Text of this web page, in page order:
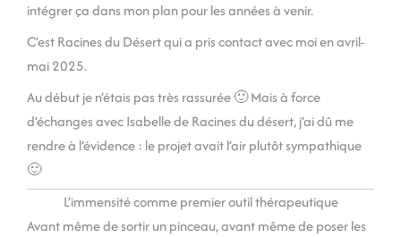
intégrer ça dans mon plan pour les années à venir.
C’est Racines du Désert qui a pris contact avec moi en avril-
mai 2025.
Au début je n’étais pas très rassurée 🙂 Mais à force
d’échanges avec Isabelle de Racines du désert, j’ai dû me
rendre à l’évidence : le projet avait l’air plutôt sympathique
🙂
L’immensité comme premier outil thérapeutique
Avant même de sortir un pinceau, avant même de poser les